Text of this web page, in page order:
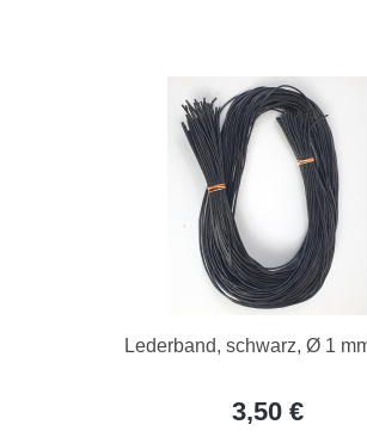
Lederband, schwarz, Ø 1
3,50 €